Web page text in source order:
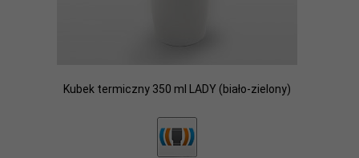
Kubek termiczny 350 ml LADY (biało-zielony)